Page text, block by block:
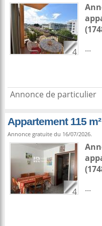
4
...
Annonce de particulier
Appartement 115 m²
Annonce gratuite du 16/07/2026.
4
...